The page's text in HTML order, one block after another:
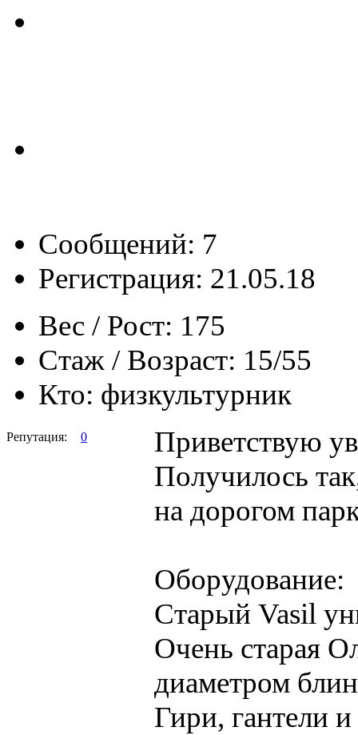
Сообщений: 7
Регистрация: 21.05.18
Вес / Рост: 175
Стаж / Возраст: 15/55
Кто: физкультурник
Репутация: 0
Приветствую
Получилось
на дорогом
Оборудование:
Старый Vasil
Очень старая
диаметром
Гири, гантели и